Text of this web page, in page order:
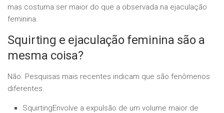
mas costuma ser maior do que a observada na ejaculação
feminina.
Squirting e ejaculação feminina são a
mesma coisa?
Não. Pesquisas mais recentes indicam que são fenômenos
diferentes.
SquirtingEnvolve a expulsão de um volume maior de